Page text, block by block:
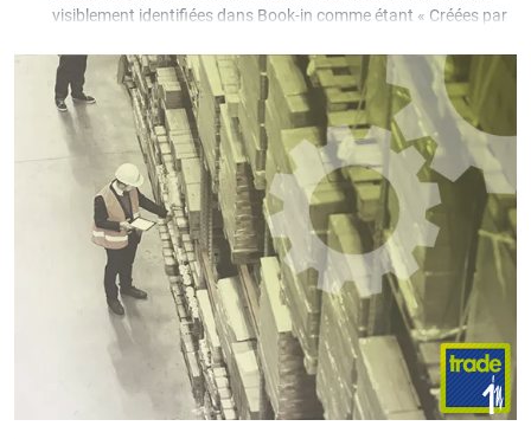
visiblement identifiées dans Book-in comme étant « Créées par
Il y a plusieurs améliorations pour les cas où le transfert vers la
comptabilité prend du temps.